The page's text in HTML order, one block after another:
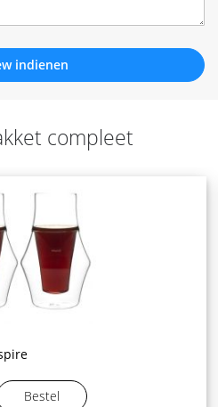
indienen
compleet
Bestel